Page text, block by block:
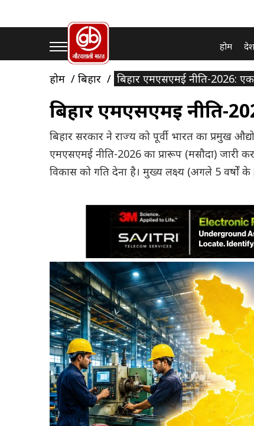
होम देश
होम बिहार बिहार एमएसएमई नीति-2026:
बिहार एमएसएमई नीति-
बिहार सरकार ने राज्य को पूर्वी भारत का प्रमुख
एमएसएमई नीति-2026 का प्रारूप (मसौदा) जारी
विकास को गति देना है। मुख्य लक्ष्य (अगले 5 वर्षों